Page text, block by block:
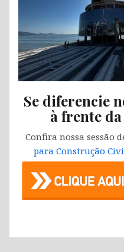
Se diferencie
à frente
Confira nossa sessão
para Construção